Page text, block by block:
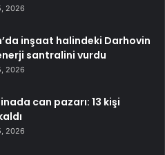
2026
inşaat halindeki Darhovin
santralini vurdu
2026
can pazarı: 13 kişi
2026